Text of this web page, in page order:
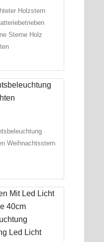
Holzstern
Sterne Holz
Weihnachtsstern